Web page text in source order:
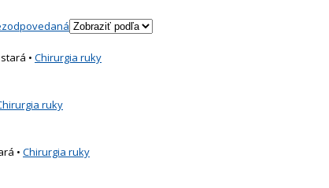
• Chirurgia ruky
ruky
• Chirurgia ruky